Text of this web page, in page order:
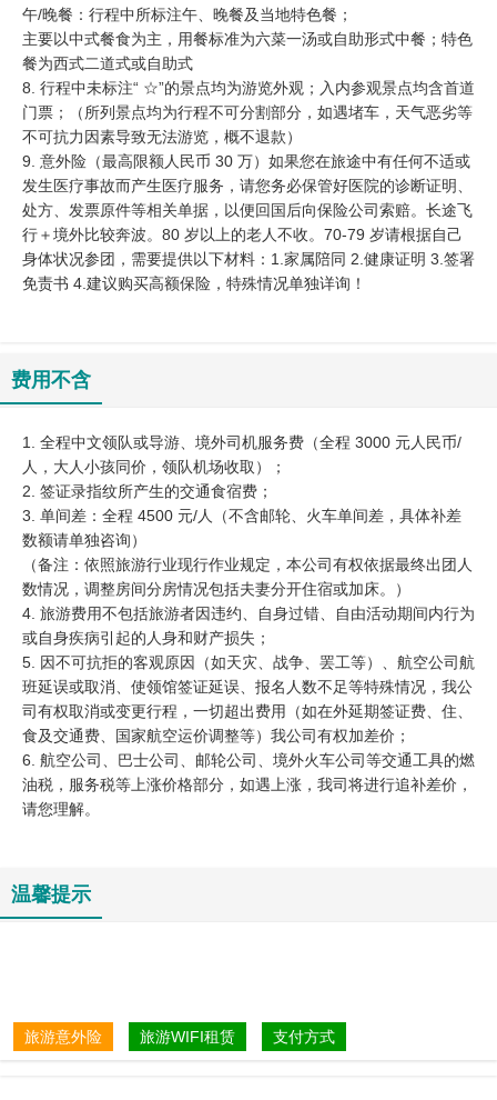
午/晚餐：行程中所标注午、晚餐及当地特色餐；
主要以中式餐食为主，用餐标准为六菜一汤或自助形式中餐；特色
餐为西式二道式或自助式
8. 行程中未标注“ ☆”的景点均为游览外观；入内参观景点均含首道
门票；（所列景点均为行程不可分割部分，如遇堵车，天气恶劣等
不可抗力因素导致无法游览，概不退款）
9. 意外险（最高限额人民币 30 万）如果您在旅途中有任何不适或
发生医疗事故而产生医疗服务，请您务必保管好医院的诊断证明、
处方、发票原件等相关单据，以便回国后向保险公司索赔。长途飞
行＋境外比较奔波。80 岁以上的老人不收。70-79 岁请根据自己
身体状况参团，需要提供以下材料：1.家属陪同 2.健康证明 3.签署
免责书 4.建议购买高额保险，特殊情况单独详询！
费用不含
1. 全程中文领队或导游、境外司机服务费（全程 3000 元人民币/
人，大人小孩同价，领队机场收取）；
2. 签证录指纹所产生的交通食宿费；
3. 单间差：全程 4500 元/人（不含邮轮、火车单间差，具体补差
数额请单独咨询）
（备注：依照旅游行业现行作业规定，本公司有权依据最终出团人
数情况，调整房间分房情况包括夫妻分开住宿或加床。）
4. 旅游费用不包括旅游者因违约、自身过错、自由活动期间内行为
或自身疾病引起的人身和财产损失；
5. 因不可抗拒的客观原因（如天灾、战争、罢工等）、航空公司航
班延误或取消、使领馆签证延误、报名人数不足等特殊情况，我公
司有权取消或变更行程，一切超出费用（如在外延期签证费、住、
食及交通费、国家航空运价调整等）我公司有权加差价；
6. 航空公司、巴士公司、邮轮公司、境外火车公司等交通工具的燃
油税，服务税等上涨价格部分，如遇上涨，我司将进行追补差价，
请您理解。
温馨提示
旅游意外险 旅游WIFI租赁 支付方式